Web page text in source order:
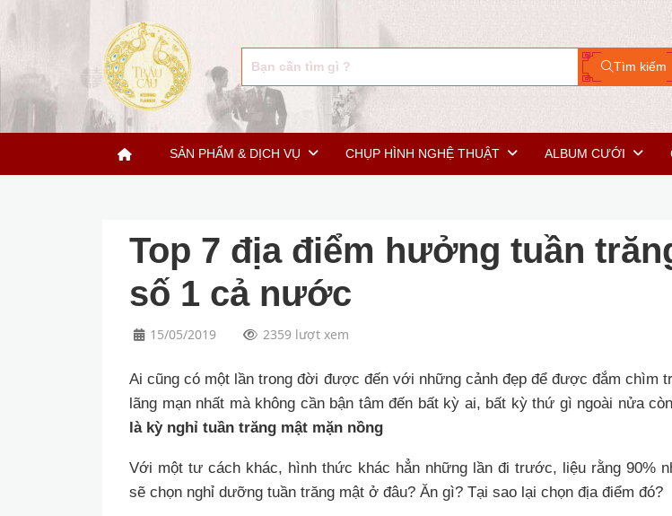
Tìm kiếm
SẢN PHẨM & DỊCH VỤ CHỤP HÌNH NGHỆ THUẬT ALBUM CƯỚI
Top 7 địa điểm hưởng tuần
số 1 cả nước
15/05/2019 2359 lượt xem
Ai cũng có một lần trong đời được đến với những cảnh đẹp để được đắm chìm
lãng mạn nhất mà không cần bận tâm đến bất kỳ ai, bất kỳ thứ gì ngoài nửa
là kỳ nghỉ tuần trăng mật mặn nồng
Với một tư cách khác, hình thức khác hẳn những lần đi trước, liệu rằng 90%
sẽ chọn nghỉ dưỡng tuần trăng mật ở đâu? Ăn gì? Tại sao lại chọn địa điểm đó?